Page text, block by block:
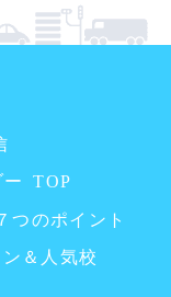
ー TOP
つのポイント
＆人気校